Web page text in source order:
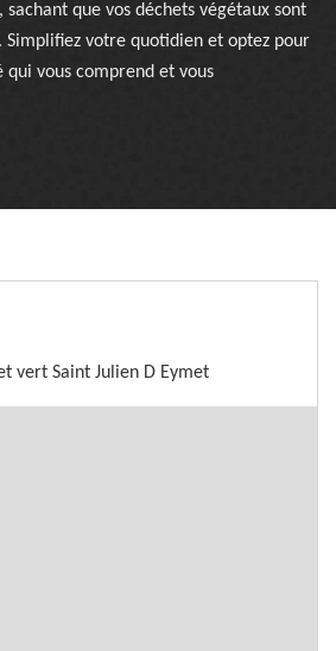
que vos déchets végétaux sont
Simplifiez votre quotidien et optez pour
vous comprend et vous
vert Saint Julien D Eymet